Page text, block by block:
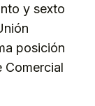
y sexto
posición
Comercial